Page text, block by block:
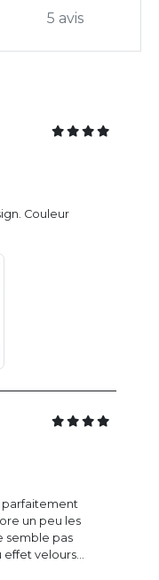
5 avis
Couleur
parfaitement
un peu les
semble pas
velours...